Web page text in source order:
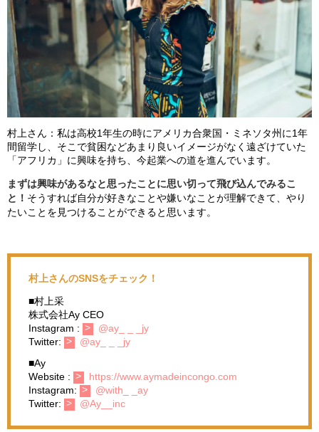
村上さん：私は高校1年生の時にアメリカ合衆国・ミネソタ州に1年
間留学し、そこで貧困などあまり良いイメージがなく遠ざけていた
「アフリカ」に興味を持ち、今起業への道を進んでいます。
まずは興味があるなと思ったことに思い切って飛び込んでみるこ
と！ そうすれば自分が好きなことや嫌いなことが理解できて、やり
たいことを見つけることができると思います。
村上さんのSNSをチェック！
■村上采
株式会社Ay CEO
Instagram :
@ay_ _ _jy
Twitter:
@ay_ _ _jy
■Ay
Website :
https://www.aymadeincongo.com
Instagram:
@with_ _ay
Twitter:
@Ay__inc